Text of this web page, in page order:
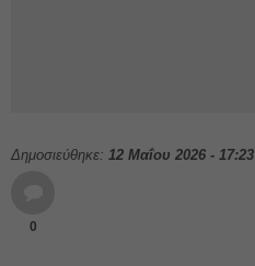
Δημοσιεύθηκε: 12 Μαΐου 2026 - 17:23
0